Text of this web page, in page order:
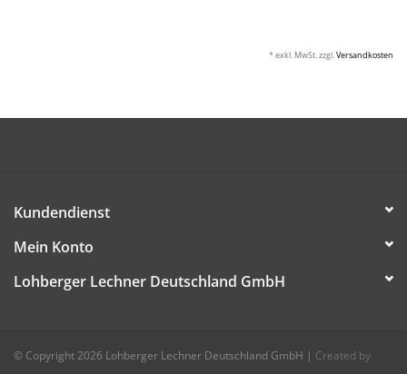
* exkl. MwSt. zzgl.Versandkosten
Kundendienst
Mein Konto
Lohberger Lechner Deutschland GmbH
© Copyright 2026 Lohberger Lechner Deutschland GmbH | Created by